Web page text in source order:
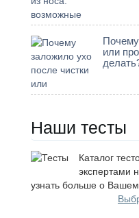
или
Наши тесты
Каталог
экспертами
узнать больше о Вашем